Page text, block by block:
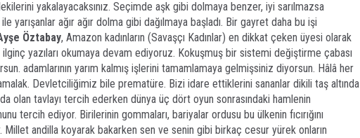
yakalayacaksınız. Seçimde aşk gibi dolmaya benzer, iyi sarılmazsa
yarışanlar ağır ağır dolma gibi dağılmaya başladı. Bir gayret daha bu işi
Öztabay, Amazon kadınların (Savaşçı Kadınlar) en dikkat çeken üyesi olarak
ilginç yazıları okumaya devam ediyoruz. Kokuşmuş bir sistemi değiştirme çabası
adamlarının yarım kalmış işlerini tamamlamaya gelmişsiniz diyorsun. Hâlâ her
Devletciliğimiz bile prematüre. Bizi idare ettiklerini sananlar dikili taş altında
olan tavlayı tercih ederken dünya üç dört oyun sonrasındaki hamlenin
tercih ediyor. Birilerinin gommaları, bariyalar ordusu bu ülkenin fıcırığını
Millet andilla koyarak bakarken sen ve senin gibi birkaç cesur yürek onların